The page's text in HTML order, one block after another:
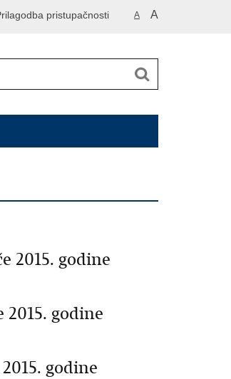
A A
pristupačnosti
2015. godine
2015. godine
godine